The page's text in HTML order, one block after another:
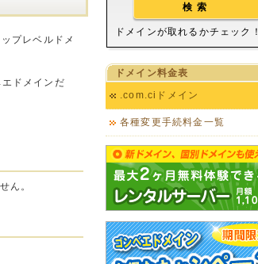
プレベルドメ
ドメインだ
ん。
ドメインが取れるかチェック！
ドメイン料金表
.com.ciドメイン
各種変更手続料金一覧